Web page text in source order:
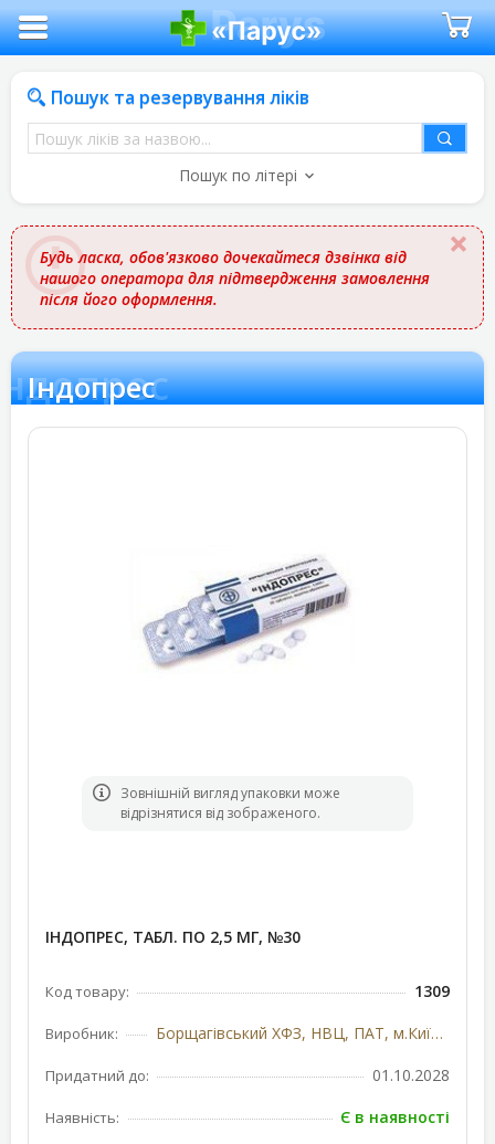
Пошук та резервування ліків
Пошук
ліків
назвою
Пошук по літері
Будь ласка, обов'язково дочекайтеся дзвінка від
нашого оператора для підтвердження замовлення
після його оформлення.
Індопрес
Зовнішній вигляд упаковки може
відрізнятися від зображеного.
ІНДОПРЕС, ТАБЛ. ПО 2,5 МГ, №30
Код товару: 1309
Виробник: Борщагівський ХФЗ, НВЦ, ПАТ, м.Київ, Україна
Придатний до: 01.10.2028
Наявність:
Є в наявності